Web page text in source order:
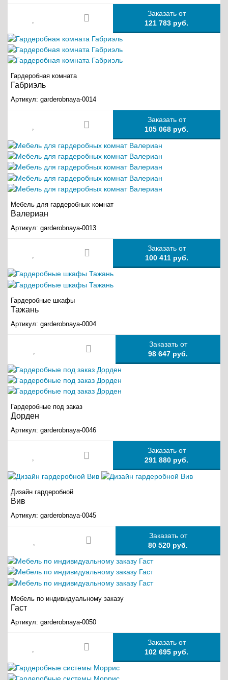
Заказать от
121 783 руб.
Гардеробная комната
Габриэль
Артикул: garderobnaya-0014
Заказать от
105 068 руб.
Мебель для гардеробных комнат
Валериан
Артикул: garderobnaya-0013
Заказать от
100 411 руб.
Гардеробные шкафы
Тажань
Артикул: garderobnaya-0004
Заказать от
98 647 руб.
Гардеробные под заказ
Дорден
Артикул: garderobnaya-0046
Заказать от
291 880 руб.
Дизайн гардеробной
Вив
Артикул: garderobnaya-0045
Заказать от
80 520 руб.
Мебель по индивидуальному заказу
Гаст
Артикул: garderobnaya-0050
Заказать от
102 695 руб.